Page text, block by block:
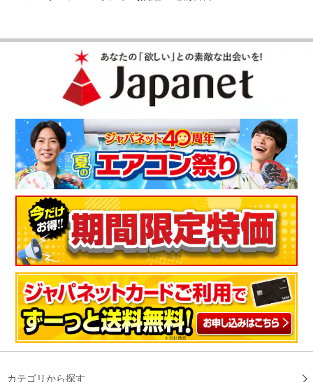
カテゴリから探す